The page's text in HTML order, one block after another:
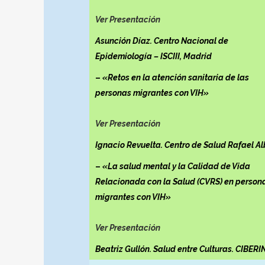
Ver Presentación
Asunción Díaz. Centro Nacional de
Epidemiología – ISCIII, Madrid
– «Retos en la atención sanitaria de las
personas migrantes con VIH»
Ver Presentación
Ignacio Revuelta. Centro de Salud Rafael
– «La salud mental y la Calidad de Vida
Relacionada con la Salud (CVRS) en
migrantes con VIH»
Ver Presentación
Beatriz Gullón. Salud entre Culturas.